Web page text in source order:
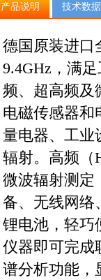
产品说明 技术数据
德国原装进口
9.4GHz，满
频、超高频及
电磁传感器和
量电器、工业
辐射。高频（
微波辐射测定
备、无线网络
锂电池，轻巧
仪器即可完成
谱分析功能，